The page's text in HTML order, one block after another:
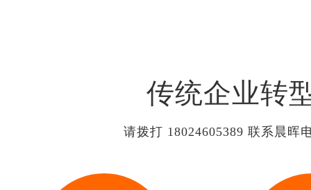
传统企业转
请拨打 18024605389 联系晨晖